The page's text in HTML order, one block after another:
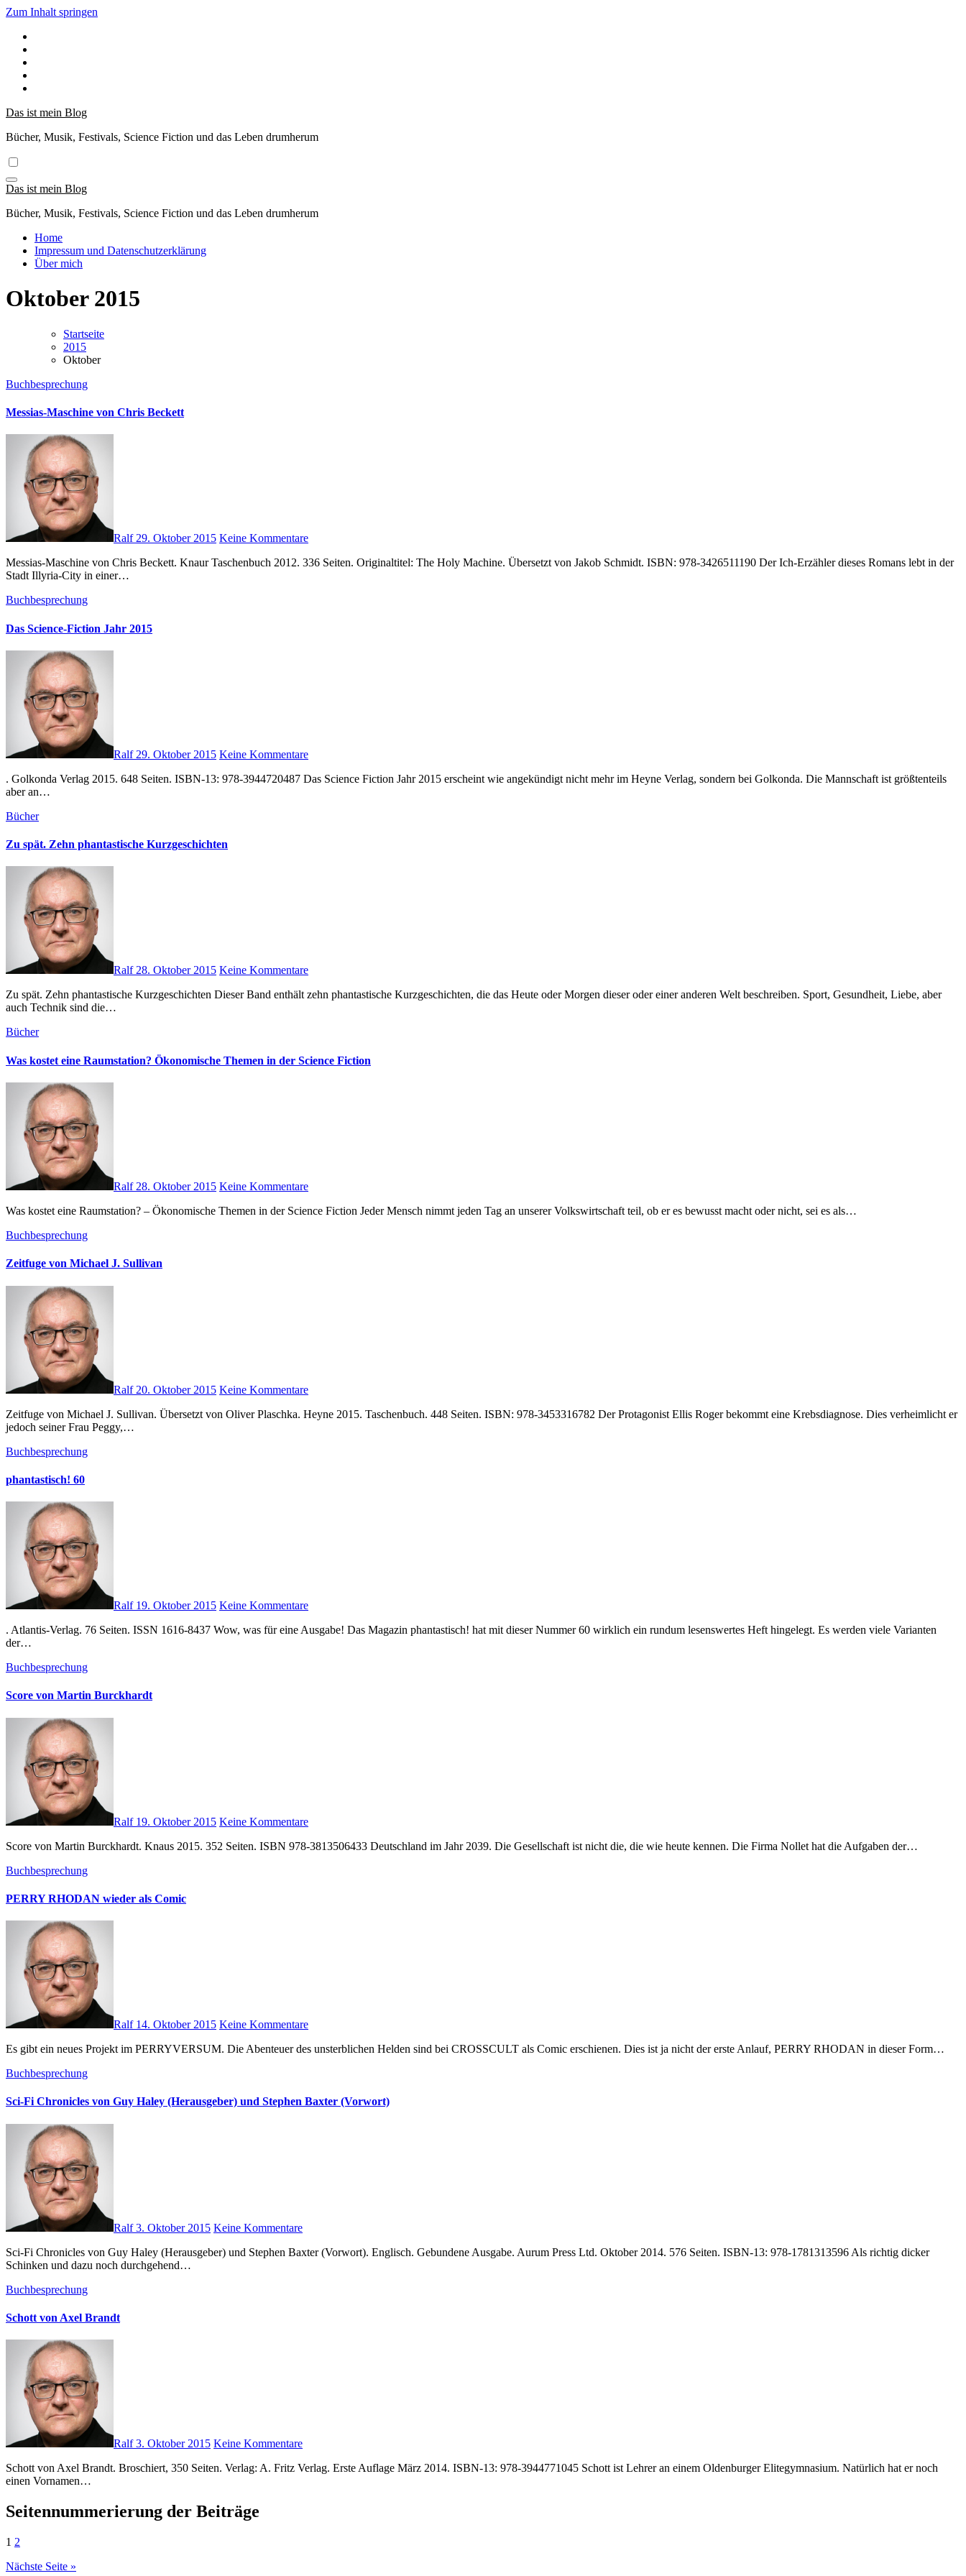
Zum Inhalt springen
Das ist mein Blog
Bücher, Musik, Festivals, Science Fiction und das Leben drumherum
Das ist mein Blog
Bücher, Musik, Festivals, Science Fiction und das Leben drumherum
Home
Impressum und Datenschutzerklärung
Über mich
Oktober 2015
Startseite
2015
Oktober
Buchbesprechung
Messias-Maschine von Chris Beckett
Ralf29. Oktober 2015 Keine Kommentare
Messias-Maschine von Chris Beckett. Knaur Taschenbuch 2012. 336 Seiten. Originaltitel: The Holy Machine. Übersetzt von Jakob Schmidt. ISBN: 978-3426511190 Der Ich-Erzähler dieses Romans lebt in der
Stadt Illyria-City in einer…
Buchbesprechung
Das Science-Fiction Jahr 2015
Ralf 29. Oktober 2015 Keine Kommentare
. Golkonda Verlag 2015. 648 Seiten. ISBN-13: 978-3944720487 Das Science Fiction Jahr 2015 erscheint wie angekündigt nicht mehr im Heyne Verlag, sondern bei Golkonda. Die Mannschaft ist größtenteils
aber an…
Bücher
Zu spät. Zehn phantastische Kurzgeschichten
Ralf28. Oktober 2015 Keine Kommentare
Zu spät. Zehn phantastische Kurzgeschichten Dieser Band enthält zehn phantastische Kurzgeschichten, die das Heute oder Morgen dieser oder einer anderen Welt beschreiben. Sport, Gesundheit, Liebe, aber
auch Technik sind die…
Bücher
Was kostet eine Raumstation? Ökonomische Themen in der Science Fiction
Ralf 28. Oktober 2015 Keine Kommentare
Was kostet eine Raumstation? – Ökonomische Themen in der Science Fiction Jeder Mensch nimmt jeden Tag an unserer Volkswirtschaft teil, ob er es bewusst macht oder nicht, sei es als…
Buchbesprechung
Zeitfuge von Michael J. Sullivan
Ralf 20. Oktober 2015 Keine Kommentare
Zeitfuge von Michael J. Sullivan. Übersetzt von Oliver Plaschka. Heyne 2015. Taschenbuch. 448 Seiten. ISBN: 978-3453316782 Der Protagonist Ellis Roger bekommt eine Krebsdiagnose. Dies verheimlicht er
jedoch seiner Frau Peggy,…
Buchbesprechung
phantastisch! 60
Ralf 19. Oktober 2015 Keine Kommentare
. Atlantis-Verlag. 76 Seiten. ISSN 1616-8437 Wow, was für eine Ausgabe! Das Magazin phantastisch! hat mit dieser Nummer 60 wirklich ein rundum lesenswertes Heft hingelegt. Es werden viele Varianten
der…
Buchbesprechung
Score von Martin Burckhardt
Ralf 19. Oktober 2015 Keine Kommentare
Score von Martin Burckhardt. Knaus 2015. 352 Seiten. ISBN 978-3813506433 Deutschland im Jahr 2039. Die Gesellschaft ist nicht die, die wie heute kennen. Die Firma Nollet hat die Aufgaben der…
Buchbesprechung
PERRY RHODAN wieder als Comic
Ralf 14. Oktober 2015 Keine Kommentare
Es gibt ein neues Projekt im PERRYVERSUM. Die Abenteuer des unsterblichen Helden sind bei CROSSCULT als Comic erschienen. Dies ist ja nicht der erste Anlauf, PERRY RHODAN in dieser Form…
Buchbesprechung
Sci-Fi Chronicles von Guy Haley (Herausgeber) und Stephen Baxter (Vorwort)
Ralf3. Oktober 2015 Keine Kommentare
Sci-Fi Chronicles von Guy Haley (Herausgeber) und Stephen Baxter (Vorwort). Englisch. Gebundene Ausgabe. Aurum Press Ltd. Oktober 2014. 576 Seiten. ISBN-13: 978-1781313596 Als richtig dicker
Schinken und dazu noch durchgehend…
Buchbesprechung
Schott von Axel Brandt
Ralf3. Oktober 2015 Keine Kommentare
Schott von Axel Brandt. Broschiert, 350 Seiten. Verlag: A. Fritz Verlag. Erste Auflage März 2014. ISBN-13: 978-3944771045 Schott ist Lehrer an einem Oldenburger Elitegymnasium. Natürlich hat er noch
einen Vornamen…
Seitennummerierung der Beiträge
1 2
Nächste Seite »